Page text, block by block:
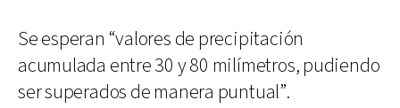
Se esperan “valores de precipitación
acumulada entre 30 y 80 milímetros, pudiendo
ser superados de manera puntual”.